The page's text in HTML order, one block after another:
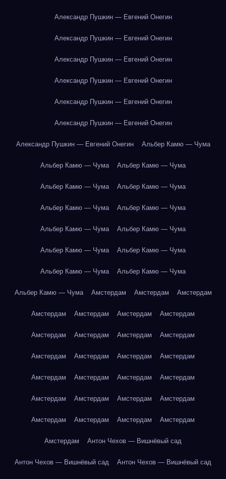
Александр Пушкин — Евгений Онегин
Александр Пушкин — Евгений Онегин
Александр Пушкин — Евгений Онегин
Александр Пушкин — Евгений Онегин
Александр Пушкин — Евгений Онегин
Александр Пушкин — Евгений Онегин
Александр Пушкин — Евгений Онегин Альбер Камю — Чума
Альбер Камю — Чума Альбер Камю — Чума
Альбер Камю — Чума Альбер Камю — Чума
Альбер Камю — Чума Альбер Камю — Чума
Альбер Камю — Чума Альбер Камю — Чума
Альбер Камю — Чума Альбер Камю — Чума
Альбер Камю — Чума Альбер Камю — Чума
Альбер Камю — Чума Амстердам Амстердам Амстердам
Амстердам Амстердам Амстердам Амстердам
Амстердам Амстердам Амстердам Амстердам
Амстердам Амстердам Амстердам Амстердам
Амстердам Амстердам Амстердам Амстердам
Амстердам Амстердам Амстердам Амстердам
Амстердам Амстердам Амстердам Амстердам
Амстердам Антон Чехов — Вишнёвый сад
Антон Чехов — Вишнёвый сад Антон Чехов — Вишнёвый сад